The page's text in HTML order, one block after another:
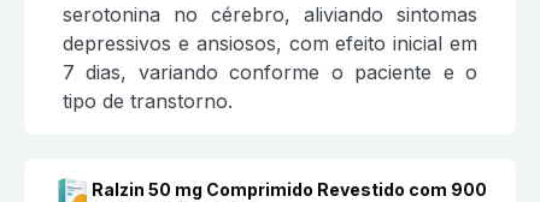
serotonina no cérebro, aliviando sintomas
depressivos e ansiosos, com efeito inicial em
7 dias, variando conforme o paciente e o
tipo de transtorno.
Ralzin 50 mg Comprimido Revestido com 900